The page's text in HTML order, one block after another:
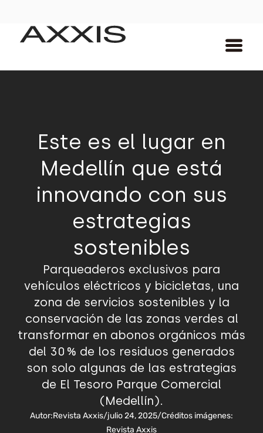
Este es el lugar en
Medellín que está
innovando con sus
estrategias
sostenibles
Parqueaderos exclusivos para
vehículos eléctricos y bicicletas, una
zona de servicios sostenibles y la
conservación de las zonas verdes al
transformar en abonos orgánicos más
del 30 % de los residuos generados
son solo algunas de las estrategias
de El Tesoro Parque Comercial
(Medellín).
Autor:Revista Axxis/julio 24, 2025/Créditos imágenes:
Revista Axxis